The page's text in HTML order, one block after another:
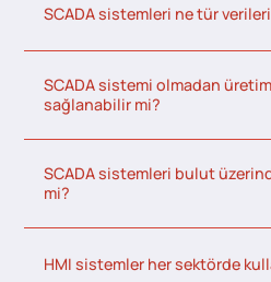
SCADA sistemleri ne tür
SCADA sistemi olmadan
sağlanabilir mi?
SCADA sistemleri bulut
mi?
HMI sistemler her sektörde